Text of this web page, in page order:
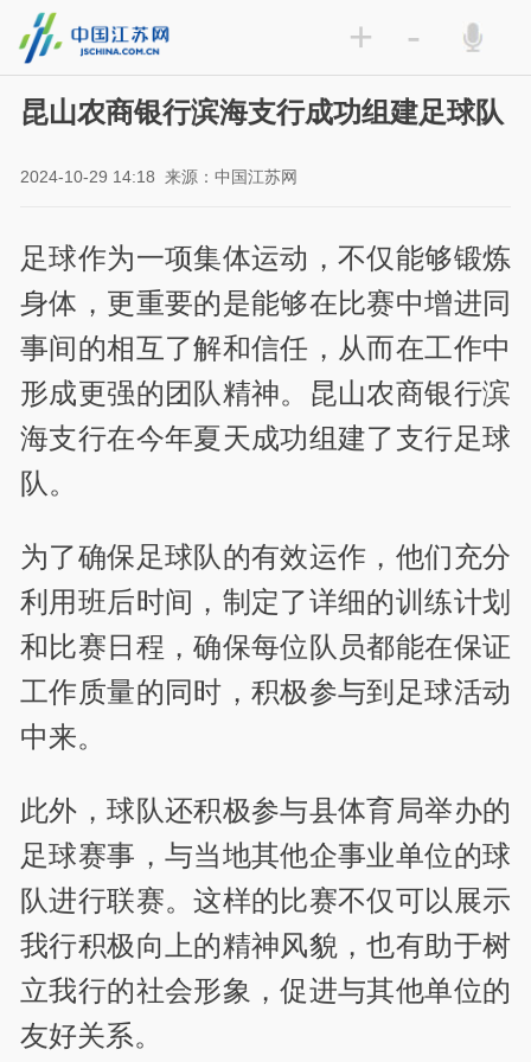
+ -
昆山农商银行滨海支行成功组建足球队
2024-10-29 14:18 来源：中国江苏网
足球作为一项集体运动，不仅能够锻炼
身体，更重要的是能够在比赛中增进同
事间的相互了解和信任，从而在工作中
形成更强的团队精神。昆山农商银行滨
海支行在今年夏天成功组建了支行足球
队。
为了确保足球队的有效运作，他们充分
利用班后时间，制定了详细的训练计划
和比赛日程，确保每位队员都能在保证
工作质量的同时，积极参与到足球活动
中来。
此外，球队还积极参与县体育局举办的
足球赛事，与当地其他企事业单位的球
队进行联赛。这样的比赛不仅可以展示
我行积极向上的精神风貌，也有助于树
立我行的社会形象，促进与其他单位的
友好关系。